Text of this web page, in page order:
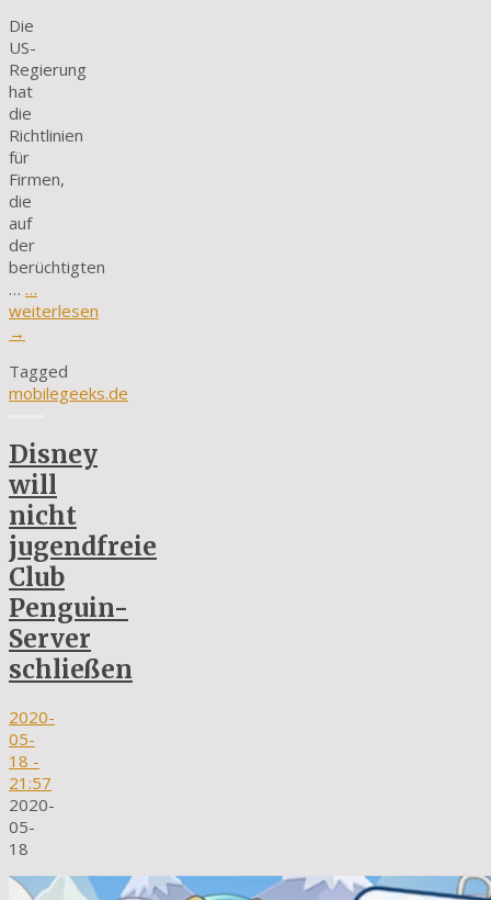
Die
US-
Regierung
hat
die
Richtlinien
für
Firmen,
die
auf
der
berüchtigten
… …
weiterlesen
→
Tagged
mobilegeeks.de
Disney
will
nicht
jugendfreie
Club
Penguin-
Server
schließen
2020-
05-
18 -
21:57
2020-
05-
18